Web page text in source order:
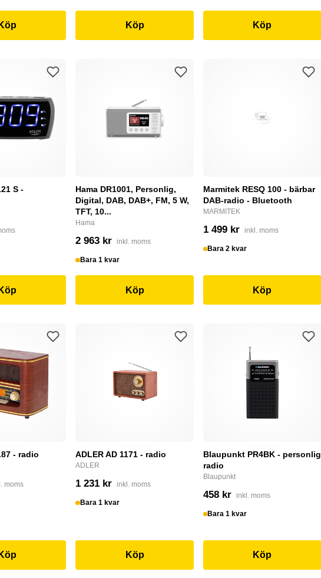
Köp Köp Köp
S -
Köp
Hama DR1001, Personlig,
Digital, DAB, DAB+, FM, 5 W,
TFT, 10...
Hama
2 963 kr inkl. moms
Bara 1 kvar
Köp
Marmitek RESQ 100 - bärbar
DAB-radio - Bluetooth
MARMITEK
1 499 kr inkl. moms
Bara 2 kvar
Köp
- radio
moms
Köp
ADLER AD 1171 - radio
ADLER
1 231 kr inkl. moms
Bara 1 kvar
Köp
Blaupunkt PR4BK - personlig
radio
Blaupunkt
458 kr inkl. moms
Bara 1 kvar
Köp